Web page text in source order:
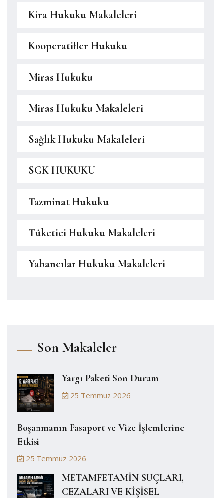
Kira Hukuku Makaleleri
Kooperatifler Hukuku
Miras Hukuku
Miras Hukuku Makaleleri
Sağlık Hukuku Makaleleri
SGK HUKUKU
Tazminat Hukuku
Tüketici Hukuku Makaleleri
Yabancılar Hukuku Makaleleri
Son Makaleler
Yargı Paketi Son Durum
25 Temmuz 2026
Boşanmanın Pasaport ve Vize İşlemlerine
Etkisi
25 Temmuz 2026
METAMFETAMİN SUÇLARI,
CEZALARI VE KİŞİSEL